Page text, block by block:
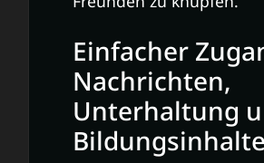
Einfacher
Nachrichten,
Unterhaltung